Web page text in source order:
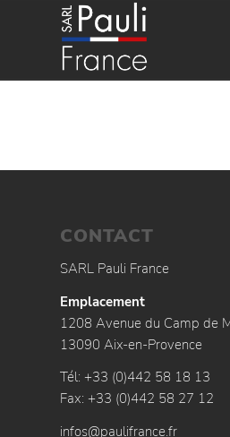
CONTACT
SARL Pauli France
Emplacement
1208 Avenue du Camp de
13090 Aix-en-Provence
Tél: +33 (0)442 58 18 13
Fax: +33 (0)442 58 27 12
infos@paulifrance.fr